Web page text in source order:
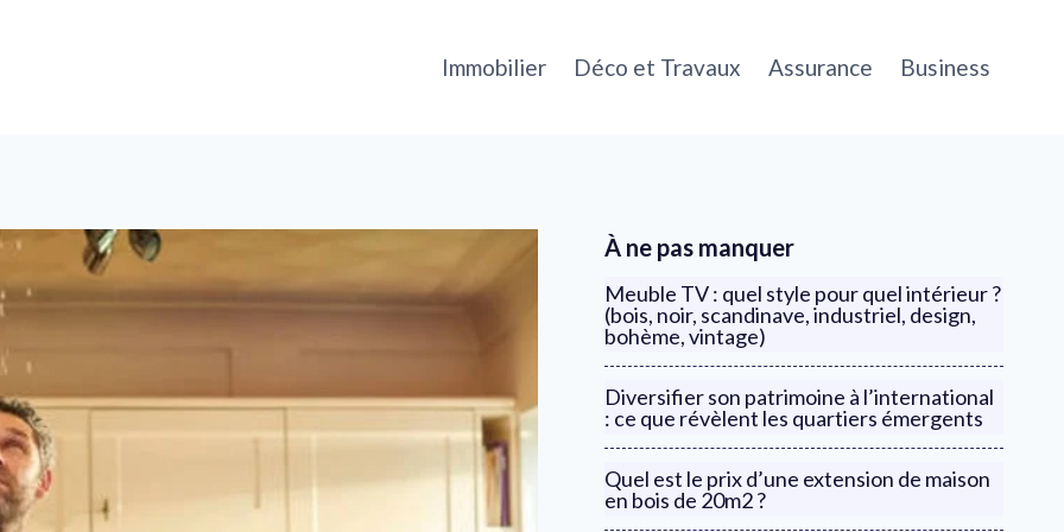
Immobilier Déco et Travaux Assurance Business
À ne pas manquer
Meuble TV : quel style pour quel intérieur ?
(bois, noir, scandinave, industriel, design,
bohème, vintage)
Diversifier son patrimoine à l’international
: ce que révèlent les quartiers émergents
Quel est le prix d’une extension de maison
en bois de 20m2 ?